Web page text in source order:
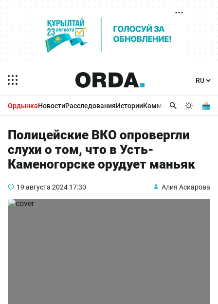
ОрдынкаНовостиРасследованияИсторииКомментарииБизнес
Полицейские ВКО опровергли
слухи о том, что в Усть-
Каменогорске орудует маньяк
19 августа 2024 17:30 Алия Аскарова